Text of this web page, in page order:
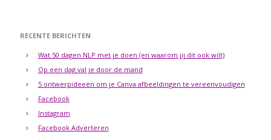
RECENTE BERICHTEN
Wat 50 dagen NLP met je doen (en waarom jij dit ook wilt)
Op een dag val je door de mand
5 ontwerpideeën om je Canva afbeeldingen te vereenvoudigen
Facebook
Instagram
Facebook Adverteren